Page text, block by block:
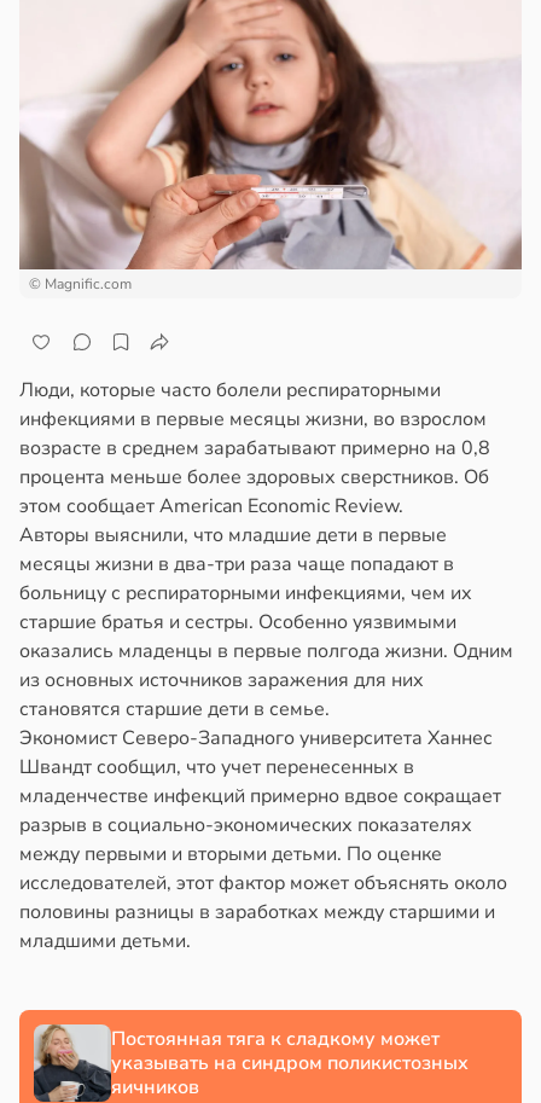
© Magnific.com
Люди, которые часто болели респираторными
инфекциями в первые месяцы жизни, во взрослом
возрасте в среднем зарабатывают примерно на 0,8
процента меньше более здоровых сверстников. Об
этом сообщает American Economic Review.
Авторы выяснили, что младшие дети в первые
месяцы жизни в два-три раза чаще попадают в
больницу с респираторными инфекциями, чем их
старшие братья и сестры. Особенно уязвимыми
оказались младенцы в первые полгода жизни. Одним
из основных источников заражения для них
становятся старшие дети в семье.
Экономист Северо-Западного университета Ханнес
Швандт сообщил, что учет перенесенных в
младенчестве инфекций примерно вдвое сокращает
разрыв в социально-экономических показателях
между первыми и вторыми детьми. По оценке
исследователей, этот фактор может объяснять около
половины разницы в заработках между старшими и
младшими детьми.
Постоянная тяга к сладкому может
указывать на синдром поликистозных
яичников